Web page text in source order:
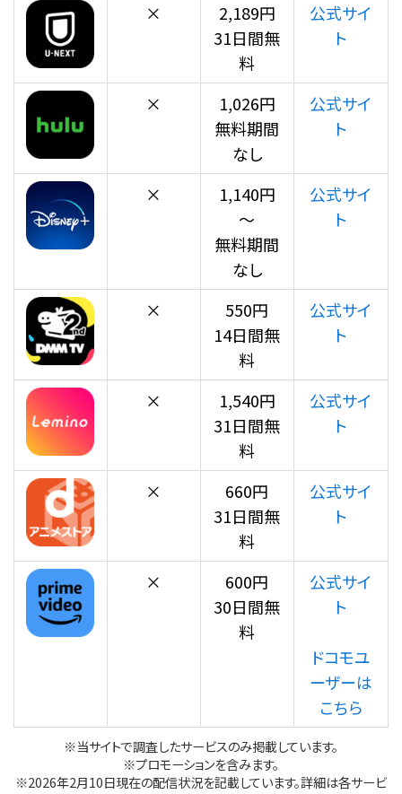
×
2,189円
31日間無
料
公式サイ
ト
×
1,026円
無料期間
なし
公式サイ
ト
×
1,140円
～
無料期間
なし
公式サイ
ト
×
550円
14日間無
料
公式サイ
ト
×
1,540円
31日間無
料
公式サイ
ト
×
660円
31日間無
料
公式サイ
ト
×
600円
30日間無
料
公式サイ
ト
ドコモユ
ーザーは
こちら
※当サイトで調査したサービスのみ掲載しています。
※プロモーションを含みます。
※2026年2月10日現在の配信状況を記載しています。詳細は各サービ